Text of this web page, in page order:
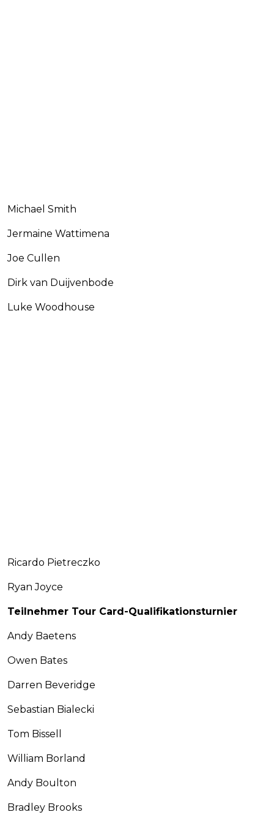
Michael Smith
Jermaine Wattimena
Joe Cullen
Dirk van Duijvenbode
Luke Woodhouse
Ricardo Pietreczko
Ryan Joyce
Teilnehmer Tour Card-Qualifikationsturnier
Andy Baetens
Owen Bates
Darren Beveridge
Sebastian Bialecki
Tom Bissell
William Borland
Andy Boulton
Bradley Brooks